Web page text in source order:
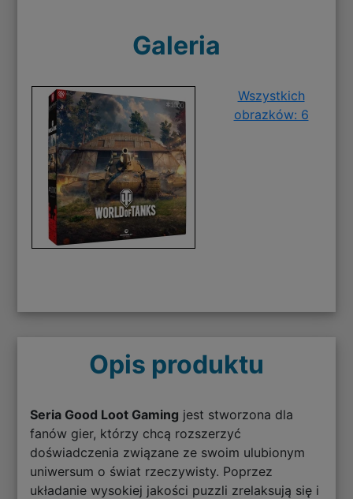
Galeria
Wszystkich
obrazków: 6
Opis produktu
Seria Good Loot Gaming jest stworzona dla
fanów gier, którzy chcą rozszerzyć
doświadczenia związane ze swoim ulubionym
uniwersum o świat rzeczywisty. Poprzez
układanie wysokiej jakości puzzli zrelaksują się i